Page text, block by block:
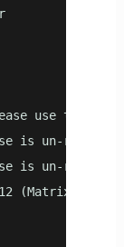
use the
is un-
is un-
(MatrixDB